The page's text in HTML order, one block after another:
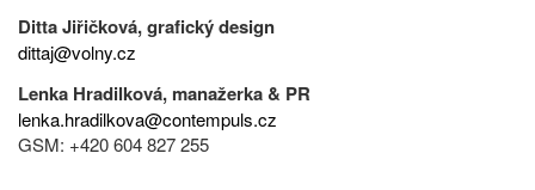
Ditta Jiřičková, grafický design
dittaj@volny.cz
Lenka Hradilková, manažerka & PR
lenka.hradilkova@contempuls.cz
GSM: +420 604 827 255